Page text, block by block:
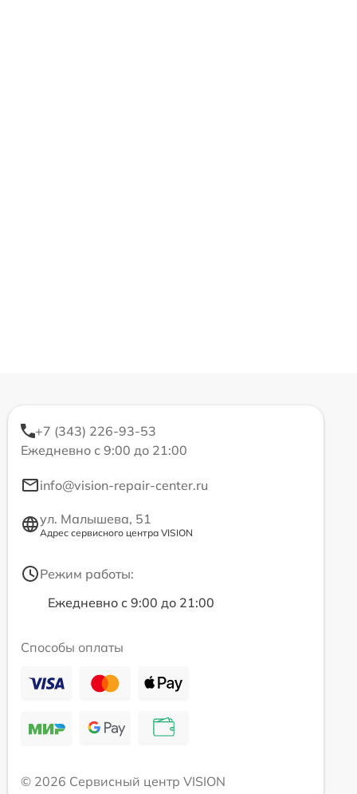
+7 (343) 226-93-53
Ежедневно с 9:00 до 21:00
info@vision-repair-center.ru
ул. Малышева, 51
Адрес сервисного центра VISION
Режим работы:
Ежедневно с 9:00 до 21:00
Способы оплаты
© 2026 Сервисный центр VISION